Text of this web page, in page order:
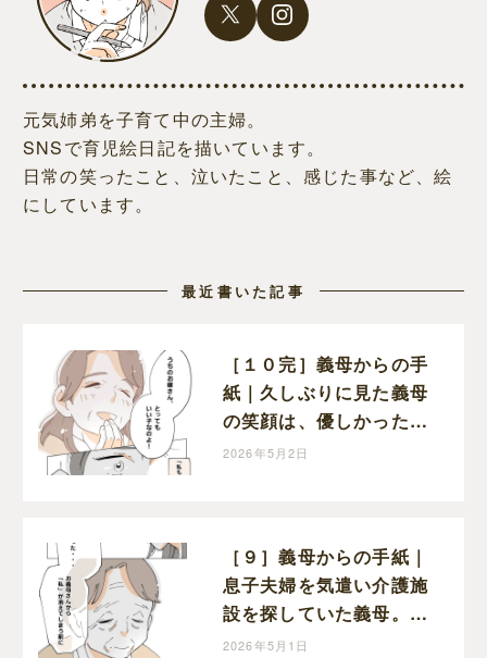
元気姉弟を子育て中の主婦。
SNSで育児絵日記を描いています。
日常の笑ったこと、泣いたこと、感じた事など、絵
にしています。
最近書いた記事
［１０完］義母からの手
紙｜久しぶりに見た義母
の笑顔は、優しかった頃
と変わらぬ笑顔だった
2026年5月2日
［９］義母からの手紙｜
息子夫婦を気遣い介護施
設を探していた義母。も
っと早く感謝を伝えたか
2026年5月1日